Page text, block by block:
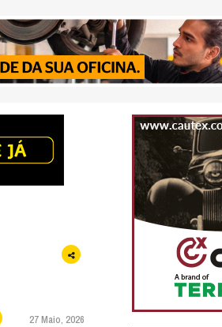
27 Maio, 2026